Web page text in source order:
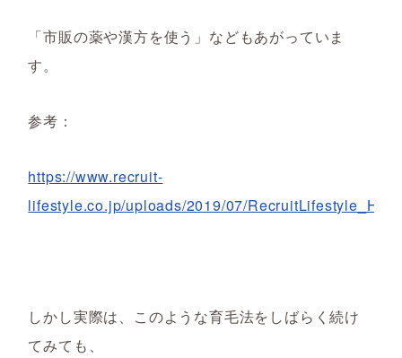
「市販の薬や漢方を使う」などもあがっていま
す。
参考：
https://www.recruit-
lifestyle.co.jp/uploads/2019/07/
しかし実際は、このような育毛法をしばらく続け
てみても、